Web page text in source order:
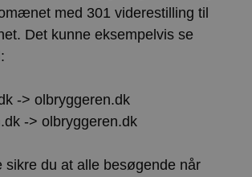
med 301 viderestilling til
Det kunne eksempelvis se
-> olbryggeren.dk
-> olbryggeren.dk
sikre du at alle besøgende når